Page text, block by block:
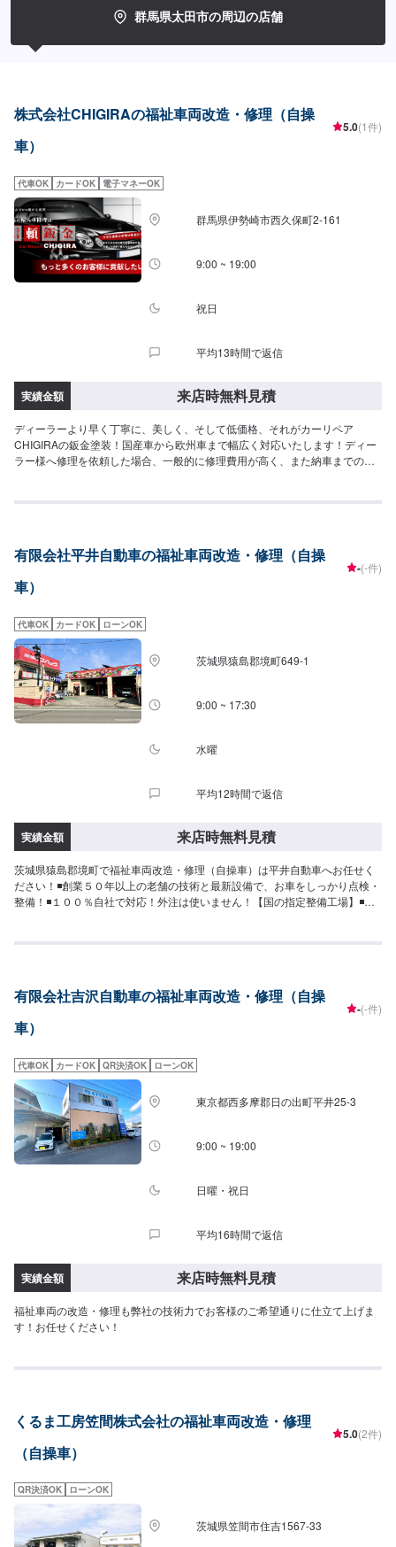
フターフォローにも素早く対応します。お客様に喜んでいただける的確なア
ドバイスを心掛けております。--------------------------------------------------【1】オ
作業開始【4】仕上がり次第納車-----納期について-----納期は要相談となりま
い。※代車の燃料代はお客様にご負担いただいております。-----ご来店時の注
意、受付方法-----当工場は太田桐生インターチェンジから５分入庫の際はお気
をつけてお越しください。駐車スペースは工場前の空いているスペースに駐
車してください。受付はスタッフへ「メンテモで予約しました」とお伝えく
間：9:00~19:00
群馬県太田市の周辺の店舗
株式会社CHIGIRAの福祉車両改造・修理（自操
車）
5.0(1件)
代車OK カードOK 電子マネーOK
群馬県伊勢崎市西久保町2-161
9:00 ~ 19:00
祝日
平均13時間で返信
実績金額 来店時無料見積
ディーラーより早く丁寧に、美しく、そして低価格、それがカーリペア
CHIGIRAの鈑金塗装！国産車から欧州車まで幅広く対応いたします！ディー
ラー様へ修理を依頼した場合、一般的に修理費用が高く、また納車までの時
理を部品交換で対応してしまうから。私たちなら自社工場で即施工し、でき
い！--------------------------------------------------【1】オファーにてお問い合わせ
【2】お見積り【3】お見積りにご納得いただければ作業開始【4】仕上がり
次第納車□納期について□要相談になります。車種や状態により納期が前後す
の代車をご利用ください。※燃料代は、お客様負担となっております。予め、
ご了承ください。□パーツ持ち込みについて□パーツの持ち込み可能です。オ
ファーの際に持ち込みパーツの詳細をご入力ください。【定休日・営業時
間】定休日：祝日営業時間：9:00~19:00
有限会社平井自動車の福祉車両改造・修理（自操
車）
-(-件)
代車OK カードOK ローンOK
茨城県猿島郡境町649-1
9:00 ~ 17:30
水曜
平均12時間で返信
実績金額 来店時無料見積
茨城県猿島郡境町で福祉車両改造・修理（自操車）は平井自動車へお任せく
ださい！◾創業５０年以上の老舗の技術と最新設備で、お車をしっかり点検・
整備！◾１００％自社で対応！外注は使いません！【国の指定整備工場】◾お
られてしまった…★保険を使えべきなのかわからない…などのご相談もお気
ご納得いただければ作業開始【4】仕上がり次第納車-----納期について-----納
期は要相談となります。車種や条件などにより、納期は前後する場合がござ
います。予めご了承ください。-----代車について-----無料の代車をご用意して
負担いただいております。※内容などにより貸し出し出来かねる場合もござい
ます。-----ご来店時の注意、受付方法-----入庫の際はお気をつけてお越しくだ
さい。駐車スペースは事務所前のお客様駐車スペースに駐車してください。
受付はスタッフへ「メンテモで予約しました」とお伝えください。ご案内い
たします。
有限会社吉沢自動車の福祉車両改造・修理（自操
車）
-(-件)
代車OK カードOK QR決済OK ローンOK
東京都西多摩郡日の出町平井25-3
9:00 ~ 19:00
日曜・祝日
平均16時間で返信
実績金額 来店時無料見積
福祉車両の改造・修理も弊社の技術力でお客様のご希望通りに仕立て上げま
す！お任せください！
くるま工房笠間株式会社の福祉車両改造・修理
（自操車）
5.0(2件)
QR決済OK ローンOK
茨城県笠間市住吉1567-33